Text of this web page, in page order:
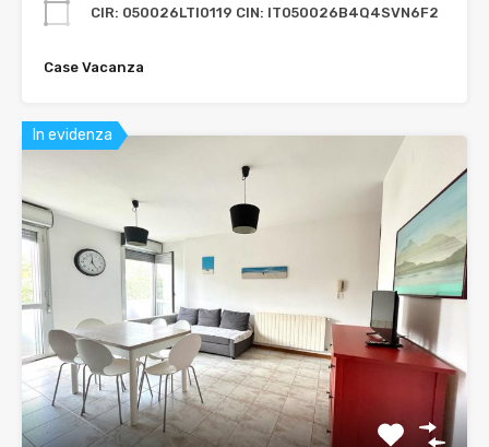
CIR: 050026LTI0119 CIN: IT050026B4Q4SVN6F2
Case Vacanza
In evidenza